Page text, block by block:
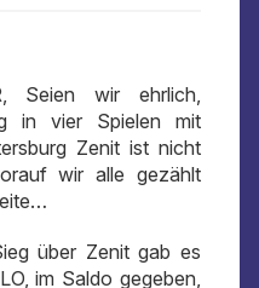
Seien wir ehrlich,
in vier Spielen mit
Zenit ist nicht
wir alle gezählt
über Zenit gab es
im Saldo gegeben,